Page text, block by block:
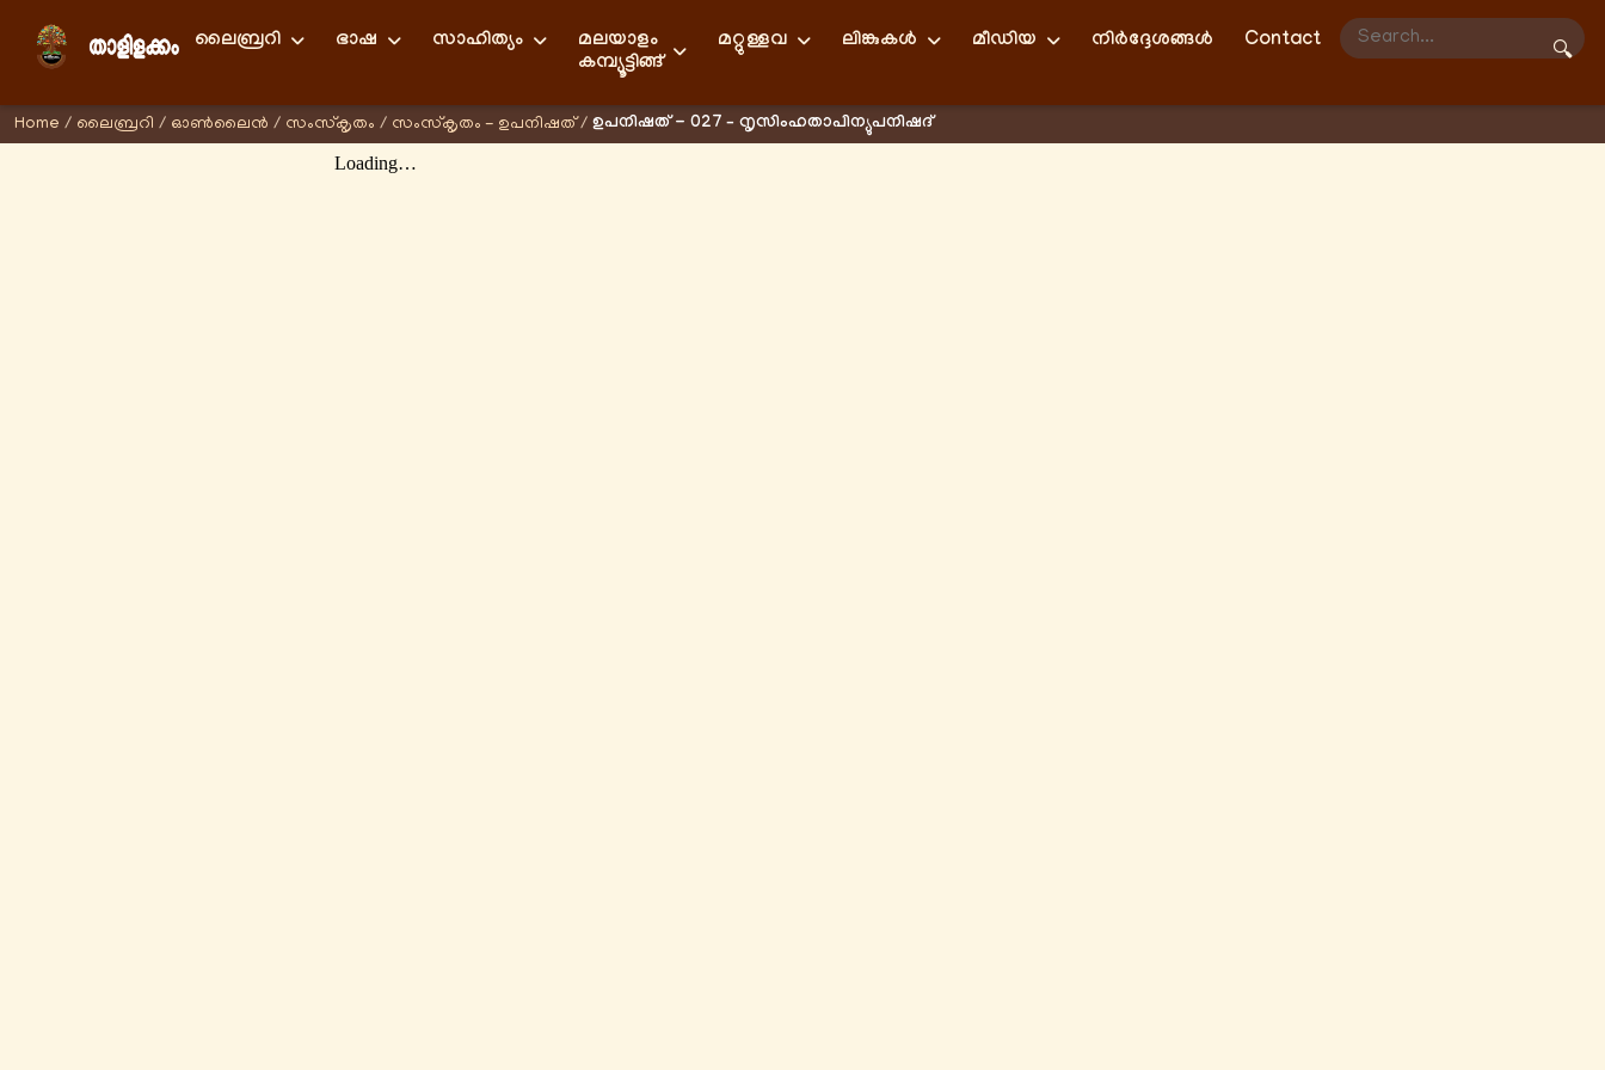
ലൈബ്രറി ഭാഷ സാഹിത്യം
മലയാളം
കമ്പ്യൂട്ടിങ്ങ്
മറ്റുള്ളവ ലിങ്കുകള്‍ മീഡിയ നിർദ്ദേശങ്ങൾ Contact
🔍
Home / ലൈബ്രറി / ഓണ്‍ലൈന്‍ / സംസ്കൃതം / സംസ്കൃതം - ഉപനിഷത് / ഉപനിഷത് - 027 – നൃസിംഹതാപിന്യുപനിഷദ്